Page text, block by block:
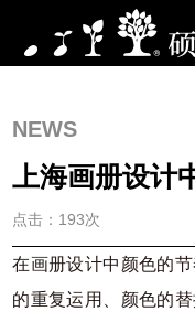
NEWS
上海画册设计
点击：193次
在画册设计中颜色的
的重复运用、颜色的